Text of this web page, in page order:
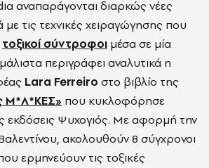
αναπαράγονται διαρκώς νέες
με τις τεχνικές χειραγώγησης που
τοξικοί σύντροφοι μέσα σε μία
περιγράφει αναλυτικά η
Lara Ferreiro στο βιβλίο της
Μ*Λ*ΚΕΣ» που κυκλοφόρησε
εκδόσεις Ψυχογιός. Με αφορμή την
ακολουθούν 8 σύγχρονοι
ερμηνεύουν τις τοξικές